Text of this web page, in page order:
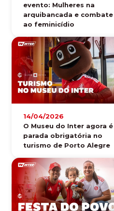
evento: Mulheres na
arquibancada e combate
ao feminicídio
14/04/2026
O Museu do Inter agora é
parada obrigatória no
turismo de Porto Alegre